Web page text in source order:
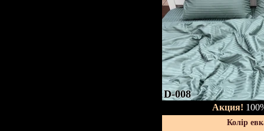
D-008
Акция!
Колір